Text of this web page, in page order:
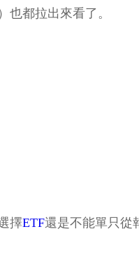
也都拉出來看了。
擇ETF還是不能單只從